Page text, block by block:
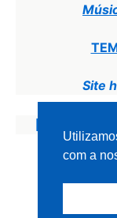
Site
Para a
com a